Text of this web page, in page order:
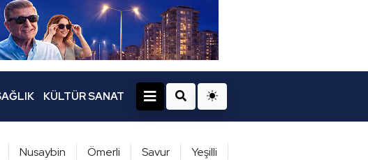
KÜLTÜR SANAT
Nusaybin Ömerli Savur Yeşilli